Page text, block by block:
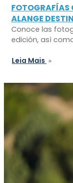
FOTOGRAFÍAS
ALANGE
Conoce las
edición, así
Leia Mais